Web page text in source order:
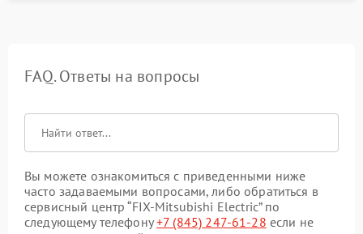
FAQ. Ответы на вопросы
Вы можете ознакомиться с приведенными ниже
часто задаваемыми вопросами, либо обратиться в
сервисный центр “FIX-Mitsubishi Electric” по
следующему телефону+7 (845) 247-61-28 если не